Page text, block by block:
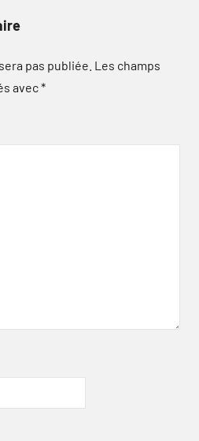
pas publiée. Les champs
avec*